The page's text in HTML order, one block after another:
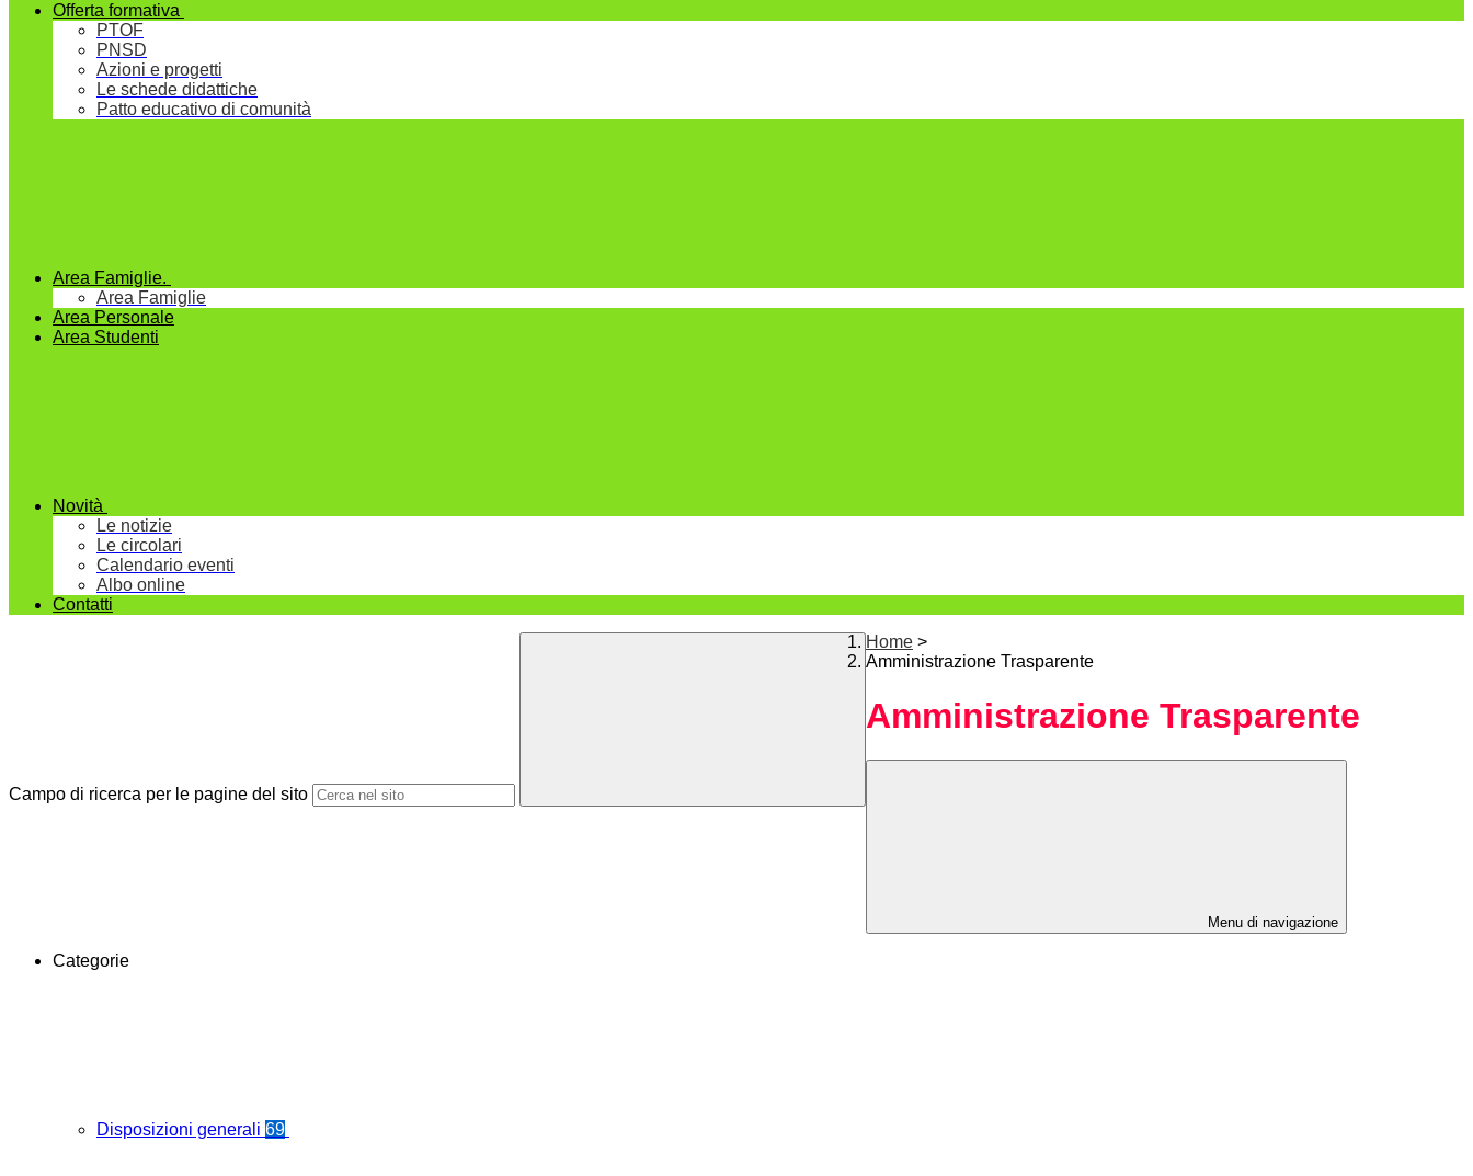
Offerta formativa
PTOF
PNSD
Azioni e progetti
Le schede didattiche
Patto educativo di comunità
Area Famiglie.
Area Famiglie
Area Personale
Area Studenti
Novità
Le notizie
Le circolari
Calendario eventi
Albo online
Contatti
Campo di ricerca per le pagine del sito
Home >
Amministrazione Trasparente
Amministrazione Trasparente
Menu di navigazione
Categorie
Disposizioni generali 69